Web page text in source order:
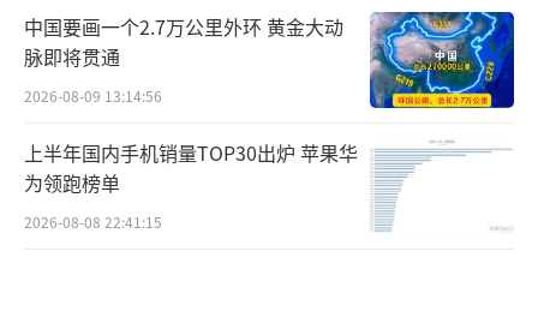
中国要画一个2.7万公里外环 黄金大动
脉即将贯通
2026-08-09 13:14:56
上半年国内手机销量TOP30出炉 苹果华
为领跑榜单
2026-08-08 22:41:15